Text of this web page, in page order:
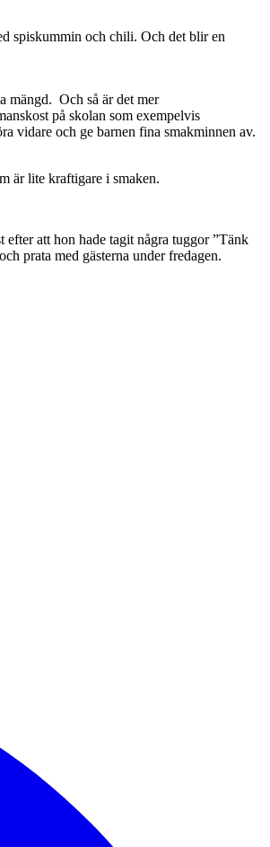
spiskummin och chili. Och det blir en
mängd. Och så är det mer
på skolan som exempelvis
vidare och ge barnen fina smakminnen av.
är lite kraftigare i smaken.
efter att hon hade tagit några tuggor ”Tänk
prata med gästerna under fredagen.